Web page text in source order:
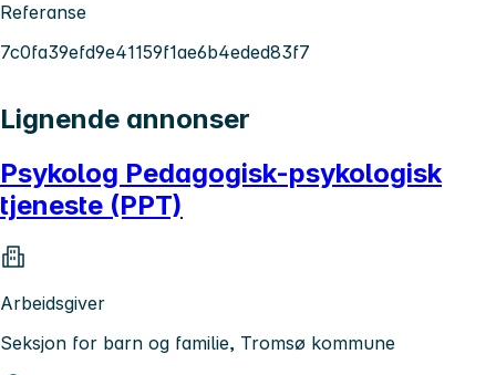
Referanse
7c0fa39efd9e41159f1ae6b4eded83f7
Lignende annonser
Psykolog Pedagogisk-psykologisk
tjeneste (PPT)
Arbeidsgiver
Seksjon for barn og familie, Tromsø kommune